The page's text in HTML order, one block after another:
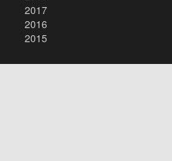
2017
2016
2015